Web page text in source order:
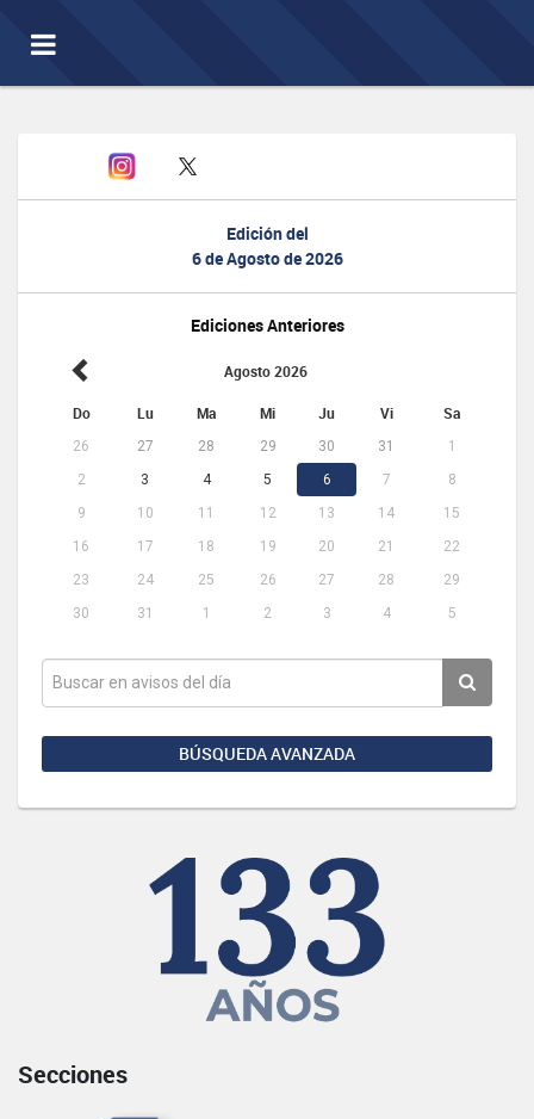
Toggle
navigation
Edición del
6 de Agosto de 2026
Ediciones Anteriores
Agosto 2026
Do Lu Ma Mi Ju Vi Sa
26 27 28 29 30 31
1
2
3 4 5 6 7
8
9
10 11 12 13 14
15
16
17 18 19 20 21
22
23
24 25 26 27 28
29
30
31 1 2 3 4 5
BÚSQUEDA AVANZADA
Secciones